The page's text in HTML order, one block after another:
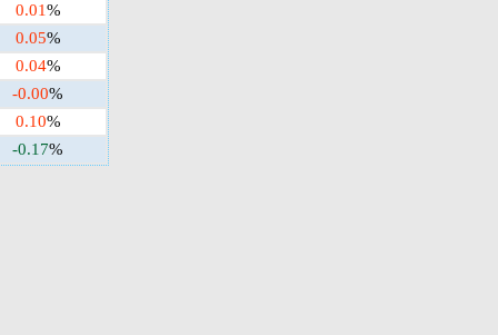
0.01%
0.05%
0.04%
-0.00%
0.10%
-0.17%